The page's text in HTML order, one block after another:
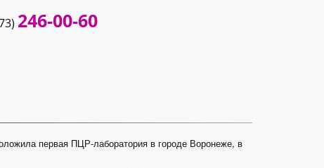
246-00-60
первая ПЦР-лаборатория в городе Воронеже, в